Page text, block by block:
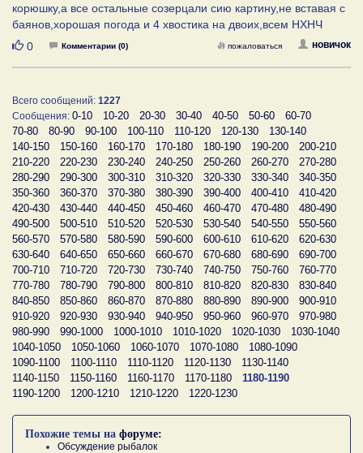
корюшку,а все остальные созерцали сию картину,не вставая с
баянов,хорошая погода и 4 хвостика на двоих,всем НХНЧ
Нравится
0 Комментарии (0) новичок
пожаловаться
Всего сообщений: 1227
Сообщения: 0-10 10-20 20-30 30-40 40-50 50-60
60-70
70-80
80-90 90-100 100-110 110-120 120-130
130-140
140-150
150-160 160-170 170-180 180-190 190-200
200-210
210-220
220-230 230-240 240-250 250-260 260-270
270-280
280-290
290-300 300-310 310-320 320-330 330-340
340-350
350-360
360-370 370-380 380-390 390-400 400-410
410-420
420-430
430-440 440-450 450-460 460-470 470-480
480-490
490-500
500-510 510-520 520-530 530-540 540-550
550-560
560-570
570-580 580-590 590-600 600-610 610-620
620-630
630-640
640-650 650-660 660-670 670-680 680-690
690-700
700-710
710-720 720-730 730-740 740-750 750-760
760-770
770-780
780-790 790-800 800-810 810-820 820-830
830-840
840-850
850-860 860-870 870-880 880-890 890-900
900-910
910-920
920-930 930-940 940-950 950-960 960-970
970-980
980-990
990-1000 1000-1010 1010-1020 1020-1030
1030-1040
1040-1050
1050-1060 1060-1070 1070-1080
1080-1090
1090-1100
1100-1110 1110-1120 1120-1130
1130-1140
1140-1150
1150-1160 1160-1170 1170-1180
1180-1190
1190-1200
1200-1210 1210-1220 1220-1230
Похожие темы на форуме:
Обсуждение рыбалок